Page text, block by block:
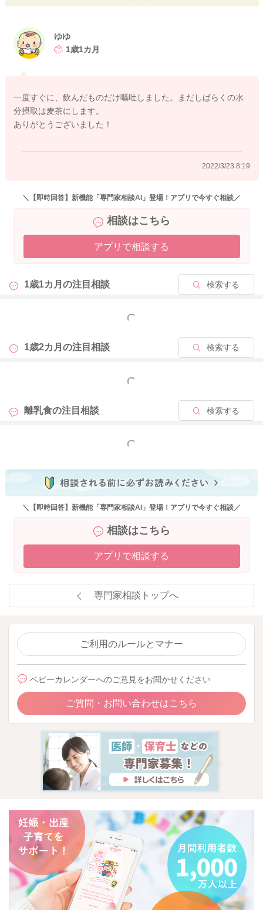
ことも考えられます。直接的な原因はわかりませんが、量や頻
そのジュースについて、１歳児が飲んでも良い幼児用のもので
のご褒美やおやつ作りの素材として活用するなどの工夫をされ
ると良いと思います。
与える頻度と量はご家庭でルールを作っていただき、甘みのも
ただくと安心ですね。
ゆゆ
1歳1カ月
一度すぐに、飲んだものだけ嘔吐しました。まだしばらくの水
分摂取は麦茶にします。
ありがとうございました！
2022/3/23 8:19
＼【即時回答】新機能「専門家相談AI」登場！アプリで今すぐ相談／
相談はこちら
アプリで相談する
1歳1カ月の注目相談 検索する
もっと見る
1歳2カ月の注目相談 検索する
もっと見る
離乳食の注目相談 検索する
もっと見る
＼【即時回答】新機能「専門家相談AI」登場！アプリで今すぐ相談／
相談はこちら
アプリで相談する
専門家相談トップへ
ご利用のルールとマナー
ベビーカレンダーへのご意見をお聞かせください
ご質問・お問い合わせはこちら